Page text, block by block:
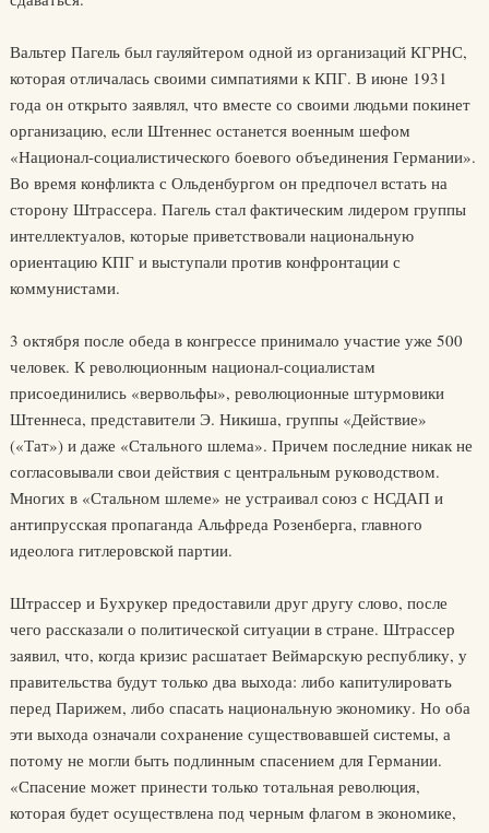
Вальтер Пагель был гауляйтером одной из организаций КГРНС,
которая отличалась своими симпатиями к КПГ. В июне 1931
года он открыто заявлял, что вместе со своими людьми покинет
организацию, если Штеннес останется военным шефом
«Национал-социалистического боевого объединения Германии».
Во время конфликта с Ольденбургом он предпочел встать на
сторону Штрассера. Пагель стал фактическим лидером группы
интеллектуалов, которые приветствовали национальную
ориентацию КПГ и выступали против конфронтации с
коммунистами.
3 октября после обеда в конгрессе принимало участие уже 500
человек. К революционным национал-социалистам
присоединились «вервольфы», революционные штурмовики
Штеннеса, представители Э. Никиша, группы «Действие»
(«Тат») и даже «Стального шлема». Причем последние никак не
согласовывали свои действия с центральным руководством.
Многих в «Стальном шлеме» не устраивал союз с НСДАП и
антипрусская пропаганда Альфреда Розенберга, главного
идеолога гитлеровской партии.
Штрассер и Бухрукер предоставили друг другу слово, после
чего рассказали о политической ситуации в стране. Штрассер
заявил, что, когда кризис расшатает Веймарскую республику, у
правительства будут только два выхода: либо капитулировать
перед Парижем, либо спасать национальную экономику. Но оба
эти выхода означали сохранение существовавшей системы, а
потому не могли быть подлинным спасением для Германии.
«Спасение может принести только тотальная революция,
которая будет осуществлена под черным флагом в экономике,